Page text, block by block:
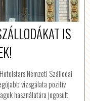
IS
Nemzeti Szállodai
vizsgálata pozitív
használatára jogosult